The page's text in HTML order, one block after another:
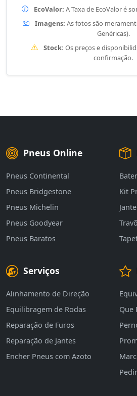
EcoValor: A Taxa de EcoValor é
Imagens: As fotos são
Genéricas).
Stock: Os preços e
confirmação.
Pneus Online
Pneus Continental
Pneus Bridgestone
Pneus Michelin
Pneus Goodyear
Pneus Baratos
Kit
Serviços
Alinhamento de Direção
Equilibragem de Rodas
Reparação de Furos
Reparação de Jantes
Encher Pneus com Azoto
Que